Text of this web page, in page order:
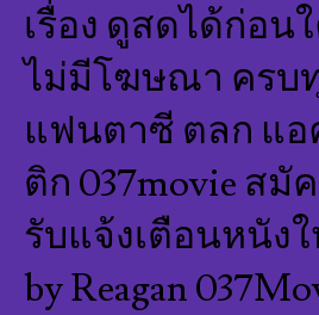
เรื่อง ดูสดได้ก่อน
ไม่มีโฆษณา ครบ
แฟนตาซี ตลก แ
ติก 037movie ส
รับแจ้งเตือนหนังใ
by Reagan